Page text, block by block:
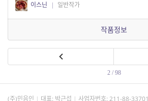
이스닌
| 일반작가
작품정보
2 / 98
(주)민음인 대표: 박근섭 사업자번호: 211-88-33701